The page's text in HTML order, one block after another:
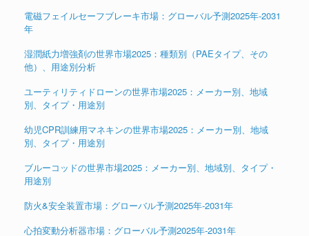
電磁フェイルセーフブレーキ市場：グローバル予測2025年-2031
年
湿潤紙力増強剤の世界市場2025：種類別（PAEタイプ、その
他）、用途別分析
ユーティリティドローンの世界市場2025：メーカー別、地域
別、タイプ・用途別
幼児CPR訓練用マネキンの世界市場2025：メーカー別、地域
別、タイプ・用途別
ブルーコッドの世界市場2025：メーカー別、地域別、タイプ・
用途別
防火&安全装置市場：グローバル予測2025年-2031年
心拍変動分析器市場：グローバル予測2025年-2031年